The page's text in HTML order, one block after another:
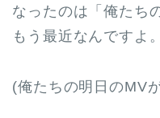
なったのは「俺たち
もう最近なんですよ。
(俺たちの明日のMV